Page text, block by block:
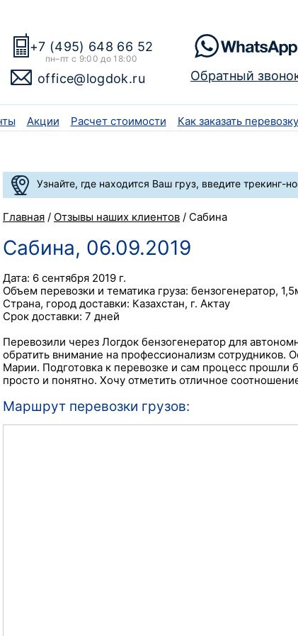
+7 (495) 648 66 52
пн–пт с 9:00 до 18:00
office@logdok.ru Обратный
Акции Расчет стоимости Как заказать
Узнайте, где находится Ваш груз, введите трекинг-
Главная / Отзывы наших клиентов / Сабина
Сабина, 06.09.2019
Дата: 6 сентября 2019 г.
Объем перевозки и тематика груза: бензогенератор,
Страна, город доставки: Казахстан, г. Актау
Срок доставки: 7 дней
Перевозили через Логдок бензогенератор для
обратить внимание на профессионализм сотрудников.
Марии. Подготовка к перевозке и сам процесс прошли
просто и понятно. Хочу отметить отличное
Маршрут перевозки грузов: